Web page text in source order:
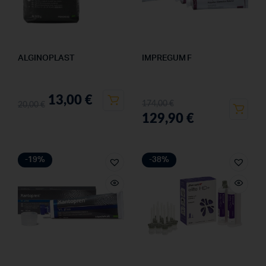
ALGINOPLAST
13,00 €
IMPREGUM F
129,90 €
-19% -38%